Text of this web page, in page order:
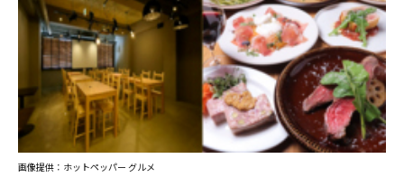
画像提供：ホットペッパー グルメ